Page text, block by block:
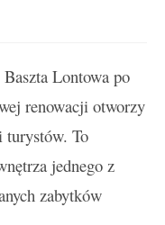
Lontowa po
renowacji otworzy
turystów. To
jednego z
zabytków